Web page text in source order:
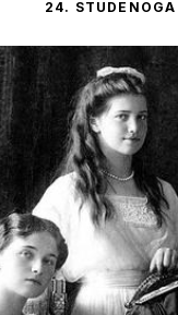
24.